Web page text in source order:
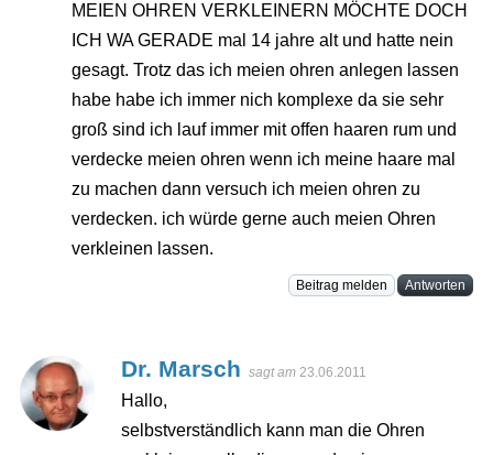
MEIEN OHREN VERKLEINERN MÖCHTE DOCH
ICH WA GERADE mal 14 jahre alt und hatte nein
gesagt. Trotz das ich meien ohren anlegen lassen
habe habe ich immer nich komplexe da sie sehr
groß sind ich lauf immer mit offen haaren rum und
verdecke meien ohren wenn ich meine haare mal
zu machen dann versuch ich meien ohren zu
verdecken. ich würde gerne auch meien Ohren
verkleinen lassen.
Beitrag melden Antworten
Dr. Marsch sagt am 23.06.2011
Hallo,
selbstverständlich kann man die Ohren